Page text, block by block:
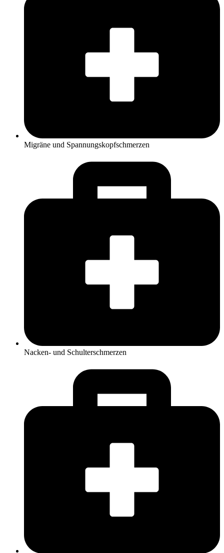
Migräne und Spannungskopfschmerzen
Nacken- und Schulterschmerzen